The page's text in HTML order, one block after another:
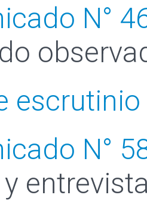
N°
escrutinio
N°